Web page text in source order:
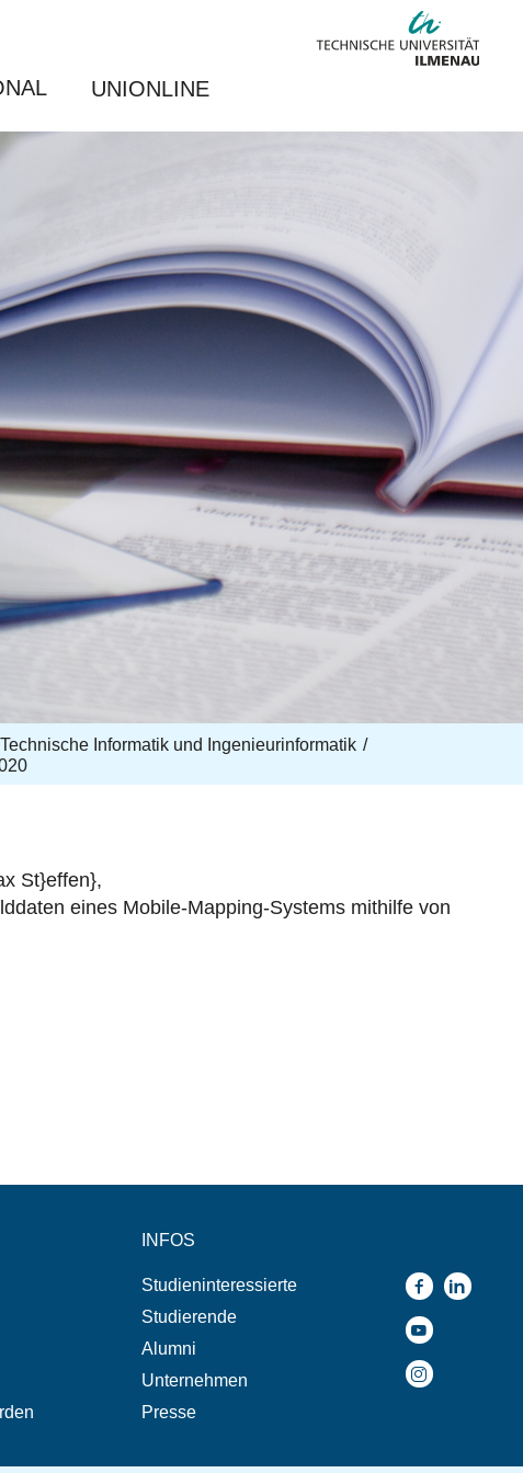
UNIONLINE
Technische Informatik und Ingenieurinformatik
St}effen},
eines Mobile-Mapping-Systems mithilfe von
INFOS
Studieninteressierte
Studierende
Alumni
Unternehmen
Presse